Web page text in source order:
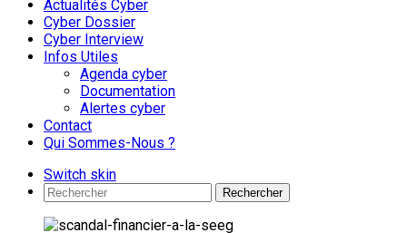
Actualités Cyber
Cyber Dossier
Cyber Interview
Infos Utiles
Agenda cyber
Documentation
Alertes cyber
Contact
Qui Sommes-Nous ?
Switch skin
Rechercher